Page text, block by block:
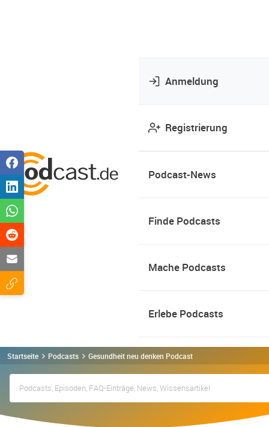
Anmeldung
Registrierung
Podcast-News
Finde Podcasts
Mache Podcasts
Erlebe Podcasts
Startseite Podcasts Gesundheit neu denken Podcast